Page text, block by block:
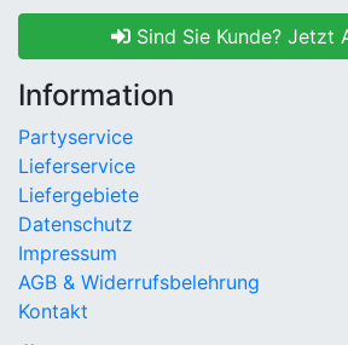
Sind Sie Kunde? Jetzt
Information
Partyservice
Lieferservice
Liefergebiete
Datenschutz
Impressum
AGB & Widerrufsbelehrung
Kontakt